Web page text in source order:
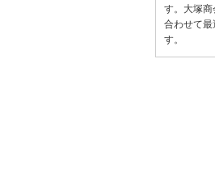
す。大塚商
合わせて最
す。